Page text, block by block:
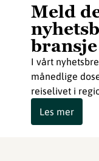
Meld
bransje
I vårt
månedlige
reiselivet i
Les mer